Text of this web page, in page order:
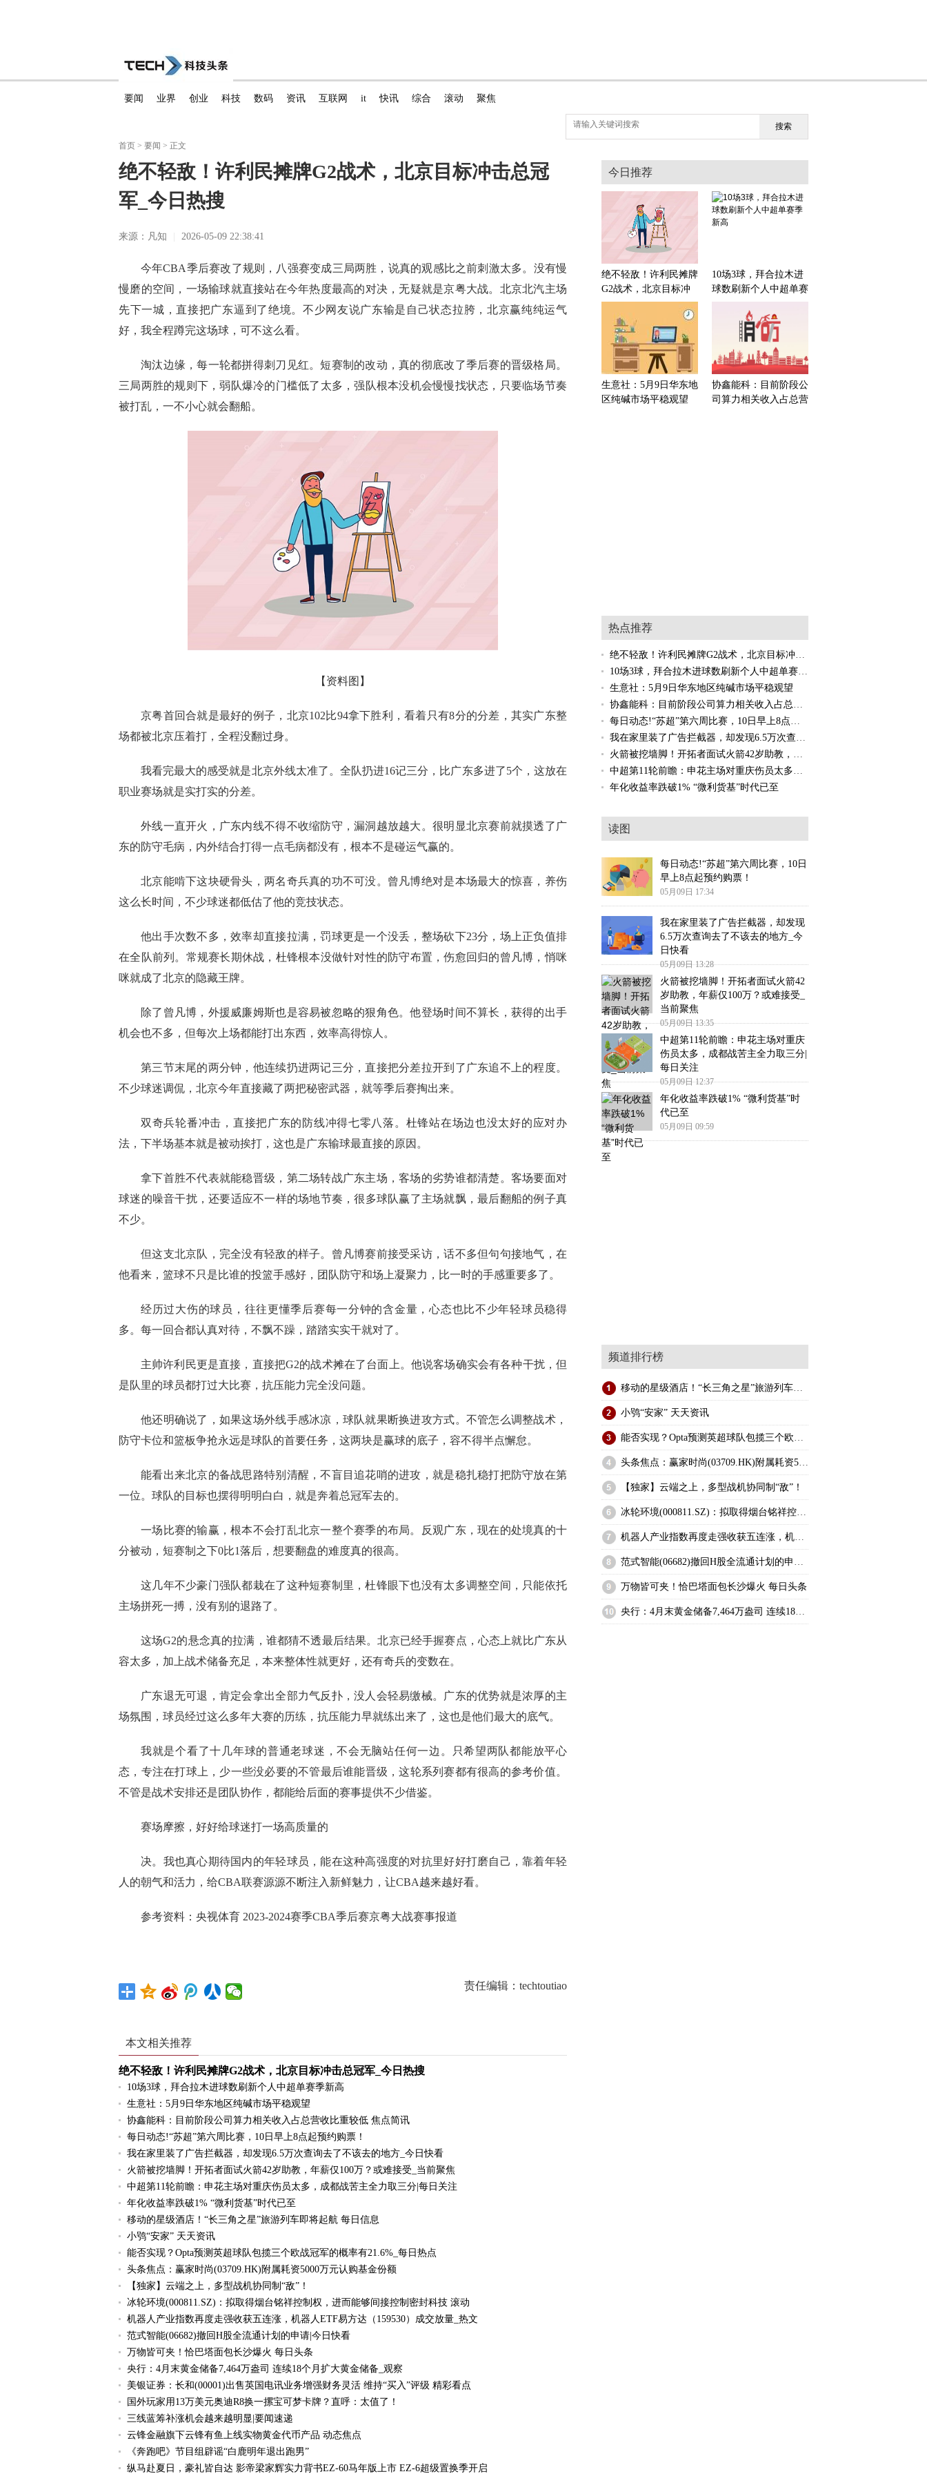
要闻 业界 创业 科技 数码 资讯 互联网 it 快讯 综合 滚动 聚焦
搜索
首页 > 要闻 > 正文
绝不轻敌！许利民摊牌G2战术，北京目标冲击总冠
军_今日热搜
来源：凡知 2026-05-09 22:38:41
今年CBA季后赛改了规则，八强赛变成三局两胜，说真的观感比之前刺激太多。没有慢
慢磨的空间，一场输球就直接站在今年热度最高的对决，无疑就是京粤大战。北京北汽主场
先下一城，直接把广东逼到了绝境。不少网友说广东输是自己状态拉胯，北京赢纯纯运气
好，我全程蹲完这场球，可不这么看。
淘汰边缘，每一轮都拼得刺刀见红。短赛制的改动，真的彻底改了季后赛的晋级格局。
三局两胜的规则下，弱队爆冷的门槛低了太多，强队根本没机会慢慢找状态，只要临场节奏
被打乱，一不小心就会翻船。
【资料图】
京粤首回合就是最好的例子，北京102比94拿下胜利，看着只有8分的分差，其实广东整
场都被北京压着打，全程没翻过身。
我看完最大的感受就是北京外线太准了。全队扔进16记三分，比广东多进了5个，这放在
职业赛场就是实打实的分差。
外线一直开火，广东内线不得不收缩防守，漏洞越放越大。很明显北京赛前就摸透了广
东的防守毛病，内外结合打得一点毛病都没有，根本不是碰运气赢的。
北京能啃下这块硬骨头，两名奇兵真的功不可没。曾凡博绝对是本场最大的惊喜，养伤
这么长时间，不少球迷都低估了他的竞技状态。
他出手次数不多，效率却直接拉满，罚球更是一个没丢，整场砍下23分，场上正负值排
在全队前列。常规赛长期休战，杜锋根本没做针对性的防守布置，伤愈回归的曾凡博，悄咪
咪就成了北京的隐藏王牌。
除了曾凡博，外援威廉姆斯也是容易被忽略的狠角色。他登场时间不算长，获得的出手
机会也不多，但每次上场都能打出东西，效率高得惊人。
第三节末尾的两分钟，他连续扔进两记三分，直接把分差拉开到了广东追不上的程度。
不少球迷调侃，北京今年直接藏了两把秘密武器，就等季后赛掏出来。
双奇兵轮番冲击，直接把广东的防线冲得七零八落。杜锋站在场边也没太好的应对办
法，下半场基本就是被动挨打，这也是广东输球最直接的原因。
拿下首胜不代表就能稳晋级，第二场转战广东主场，客场的劣势谁都清楚。客场要面对
球迷的噪音干扰，还要适应不一样的场地节奏，很多球队赢了主场就飘，最后翻船的例子真
不少。
但这支北京队，完全没有轻敌的样子。曾凡博赛前接受采访，话不多但句句接地气，在
他看来，篮球不只是比谁的投篮手感好，团队防守和场上凝聚力，比一时的手感重要多了。
经历过大伤的球员，往往更懂季后赛每一分钟的含金量，心态也比不少年轻球员稳得
多。每一回合都认真对待，不飘不躁，踏踏实实干就对了。
主帅许利民更是直接，直接把G2的战术摊在了台面上。他说客场确实会有各种干扰，但
是队里的球员都打过大比赛，抗压能力完全没问题。
他还明确说了，如果这场外线手感冰凉，球队就果断换进攻方式。不管怎么调整战术，
防守卡位和篮板争抢永远是球队的首要任务，这两块是赢球的底子，容不得半点懈怠。
能看出来北京的备战思路特别清醒，不盲目追花哨的进攻，就是稳扎稳打把防守放在第
一位。球队的目标也摆得明明白白，就是奔着总冠军去的。
一场比赛的输赢，根本不会打乱北京一整个赛季的布局。反观广东，现在的处境真的十
分被动，短赛制之下0比1落后，想要翻盘的难度真的很高。
这几年不少豪门强队都栽在了这种短赛制里，杜锋眼下也没有太多调整空间，只能依托
主场拼死一搏，没有别的退路了。
这场G2的悬念真的拉满，谁都猜不透最后结果。北京已经手握赛点，心态上就比广东从
容太多，加上战术储备充足，本来整体性就更好，还有奇兵的变数在。
广东退无可退，肯定会拿出全部力气反扑，没人会轻易缴械。广东的优势就是浓厚的主
场氛围，球员经过这么多年大赛的历练，抗压能力早就练出来了，这也是他们最大的底气。
我就是个看了十几年球的普通老球迷，不会无脑站任何一边。只希望两队都能放平心
态，专注在打球上，少一些没必要的不管最后谁能晋级，这轮系列赛都有很高的参考价值。
不管是战术安排还是团队协作，都能给后面的赛事提供不少借鉴。
赛场摩擦，好好给球迷打一场高质量的
决。我也真心期待国内的年轻球员，能在这种高强度的对抗里好好打磨自己，靠着年轻
人的朝气和活力，给CBA联赛源源不断注入新鲜魅力，让CBA越来越好看。
参考资料：央视体育 2023-2024赛季CBA季后赛京粤大战赛事报道
责任编辑：techtoutiao
本文相关推荐
绝不轻敌！许利民摊牌G2战术，北京目标冲击总冠军_今日热搜
10场3球，拜合拉木进球数刷新个人中超单赛季新高
生意社：5月9日华东地区纯碱市场平稳观望
协鑫能科：目前阶段公司算力相关收入占总营收比重较低 焦点简讯
每日动态!“苏超”第六周比赛，10日早上8点起预约购票！
我在家里装了广告拦截器，却发现6.5万次查询去了不该去的地方_今日快看
火箭被挖墙脚！开拓者面试火箭42岁助教，年薪仅100万？或难接受_当前聚焦
中超第11轮前瞻：申花主场对重庆伤员太多，成都战苦主全力取三分|每日关注
年化收益率跌破1% “微利货基”时代已至
移动的星级酒店！“长三角之星”旅游列车即将起航 每日信息
小鸮“安家” 天天资讯
能否实现？Opta预测英超球队包揽三个欧战冠军的概率有21.6%_每日热点
头条焦点：赢家时尚(03709.HK)附属耗资5000万元认购基金份额
【独家】云端之上，多型战机协同制“敌”！
冰轮环境(000811.SZ)：拟取得烟台铭祥控制权，进而能够间接控制密封科技 滚动
机器人产业指数再度走强收获五连涨，机器人ETF易方达（159530）成交放量_热文
范式智能(06682)撤回H股全流通计划的申请|今日快看
万物皆可夹！恰巴塔面包长沙爆火 每日头条
央行：4月末黄金储备7,464万盎司 连续18个月扩大黄金储备_观察
美银证券：长和(00001)出售英国电讯业务增强财务灵活 维持“买入”评级 精彩看点
国外玩家用13万美元奥迪R8换一摞宝可梦卡牌？直呼：太值了！
三线蓝筹补涨机会越来越明显|要闻速递
云锋金融旗下云锋有鱼上线实物黄金代币产品 动态焦点
《奔跑吧》节目组辟谣“白鹿明年退出跑男”
纵马赴夏日，豪礼皆自达 影帝梁家辉实力背书EZ-60马年版上市 EZ-6超级置换季开启
今日推荐
绝不轻敌！许利民摊牌
G2战术，北京目标冲
击总冠军_今日热搜
10场3球，拜合拉木进
球数刷新个人中超单赛
季新高
生意社：5月9日华东地
区纯碱市场平稳观望
协鑫能科：目前阶段公
司算力相关收入占总营
热点推荐
绝不轻敌！许利民摊牌G2战术，北京目标冲击总冠军_今日热搜
10场3球，拜合拉木进球数刷新个人中超单赛季新高
生意社：5月9日华东地区纯碱市场平稳观望
协鑫能科：目前阶段公司算力相关收入占总营收比重较低 焦点简讯
每日动态!“苏超”第六周比赛，10日早上8点起预约购票！
我在家里装了广告拦截器，却发现6.5万次查询去了不该去的地方_今日快看
火箭被挖墙脚！开拓者面试火箭42岁助教，年薪仅100万？或难接受_当前聚焦
中超第11轮前瞻：申花主场对重庆伤员太多，成都战苦主全力取三分|每日关注
年化收益率跌破1% “微利货基”时代已至
读图
每日动态!“苏超”第六周比赛，10日
早上8点起预约购票！
05月09日 17:34
我在家里装了广告拦截器，却发现
6.5万次查询去了不该去的地方_今
日快看
05月09日 13:28
火箭被挖墙脚！开拓者面试火箭42
岁助教，年薪仅100万？或难接受_
当前聚焦
05月09日 13:35
中超第11轮前瞻：申花主场对重庆
伤员太多，成都战苦主全力取三分|
每日关注
05月09日 12:37
年化收益率跌破1% “微利货基”时
代已至
05月09日 09:59
频道排行榜
移动的星级酒店！“长三角之星”旅游列车即将
小鸮“安家” 天天资讯
能否实现？Opta预测英超球队包揽三个欧战冠军
头条焦点：赢家时尚(03709.HK)附属耗资5000万
【独家】云端之上，多型战机协同制“敌”！
冰轮环境(000811.SZ)：拟取得烟台铭祥控制权
机器人产业指数再度走强收获五连涨，机器人ET
范式智能(06682)撤回H股全流通计划的申请|今
万物皆可夹！恰巴塔面包长沙爆火 每日头条
央行：4月末黄金储备7,464万盎司 连续18个月